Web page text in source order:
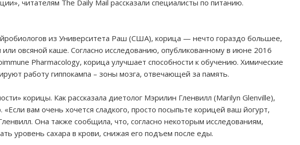
читателям The Daily Mail рассказали специалисты по питанию.
из Университета Раш (США), корица — нечто гораздо большее,
или овсяной каше. Согласно исследованию, опубликованному в июне 2016
Pharmacology, корица улучшает способности к обучению. Химические
работу гиппокампа – зоны мозга, отвечающей за память.
корицы. Как рассказала диетолог Мэрилин Гленвилл (Marilyn Glenville),
вам очень хочется сладкого, просто посыпьте корицей ваш йогурт,
Она также сообщила, что, согласно некоторым исследованиям,
уровень сахара в крови, снижая его подъем после еды.